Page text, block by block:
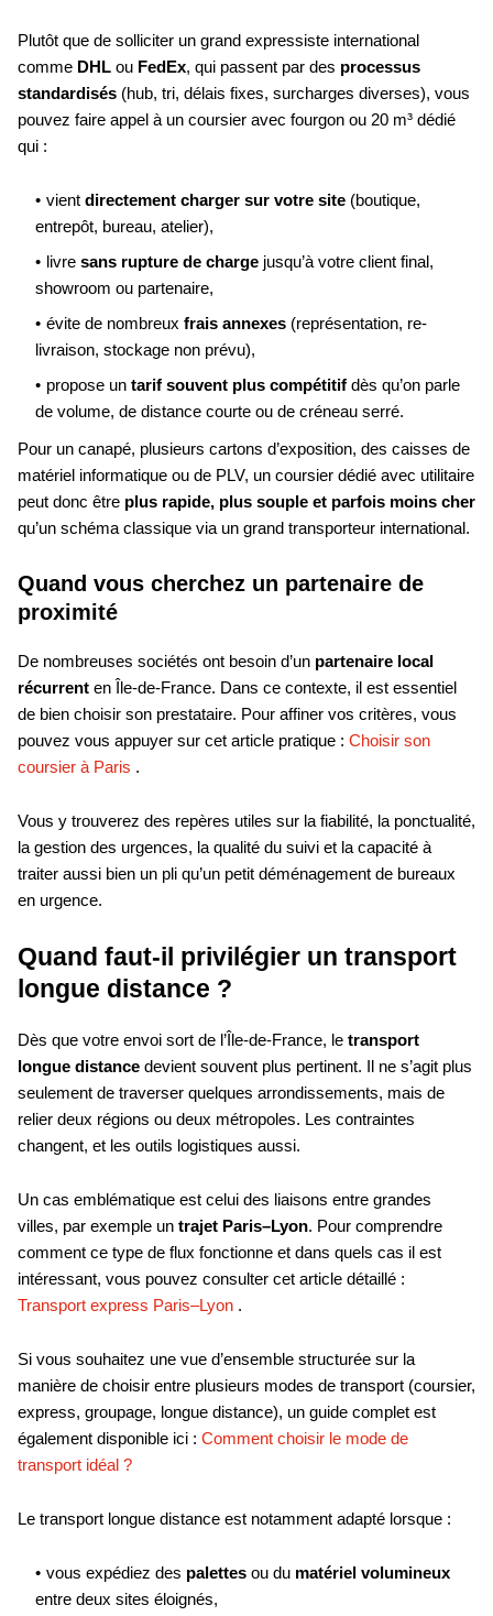
Plutôt que de solliciter un grand expressiste international
comme DHL ou FedEx, qui passent par des processus
standardisés (hub, tri, délais fixes, surcharges diverses), vous
pouvez faire appel à un coursier avec fourgon ou 20 m³ dédié
qui :
vient directement charger sur votre site (boutique,
entrepôt, bureau, atelier),
livre sans rupture de charge jusqu’à votre client final,
showroom ou partenaire,
évite de nombreux frais annexes (représentation, re-
livraison, stockage non prévu),
propose un tarif souvent plus compétitif dès qu’on parle
de volume, de distance courte ou de créneau serré.
Pour un canapé, plusieurs cartons d’exposition, des caisses de
matériel informatique ou de PLV, un coursier dédié avec utilitaire
peut donc être plus rapide, plus souple et parfois moins cher
qu’un schéma classique via un grand transporteur international.
Quand vous cherchez un partenaire de
proximité
De nombreuses sociétés ont besoin d’un partenaire local
récurrent en Île-de-France. Dans ce contexte, il est essentiel
de bien choisir son prestataire. Pour affiner vos critères, vous
pouvez vous appuyer sur cet article pratique : Choisir son
coursier à Paris .
Vous y trouverez des repères utiles sur la fiabilité, la ponctualité,
la gestion des urgences, la qualité du suivi et la capacité à
traiter aussi bien un pli qu’un petit déménagement de bureaux
en urgence.
Quand faut-il privilégier un transport
longue distance ?
Dès que votre envoi sort de l’Île-de-France, le transport
longue distance devient souvent plus pertinent. Il ne s’agit plus
seulement de traverser quelques arrondissements, mais de
relier deux régions ou deux métropoles. Les contraintes
changent, et les outils logistiques aussi.
Un cas emblématique est celui des liaisons entre grandes
villes, par exemple un trajet Paris–Lyon. Pour comprendre
comment ce type de flux fonctionne et dans quels cas il est
intéressant, vous pouvez consulter cet article détaillé :
Transport express Paris–Lyon .
Si vous souhaitez une vue d’ensemble structurée sur la
manière de choisir entre plusieurs modes de transport (coursier,
express, groupage, longue distance), un guide complet est
également disponible ici : Comment choisir le mode de
transport idéal ?
Le transport longue distance est notamment adapté lorsque :
vous expédiez des palettes ou du matériel volumineux
entre deux sites éloignés,